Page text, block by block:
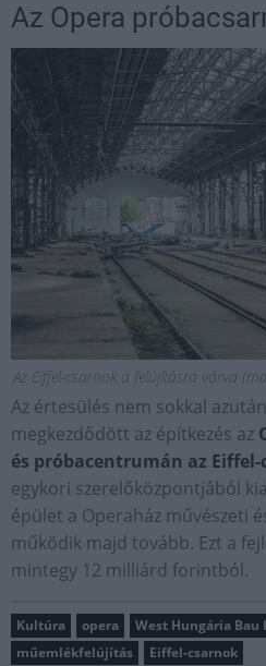
Az Opera
Az Eiffel-csarnok a felújításra várva
Az értesülés nem sokkal
megkezdődött az építkezés az
és próbacentrumán az
egykori szerelőközpontjából
épület a Operaház művészeti
működik majd tovább. Ezt a
mintegy 12 milliárd forintból.
Kultúra opera West Hungária Bau
műemlékfelújítás
Eiffel-csarnok